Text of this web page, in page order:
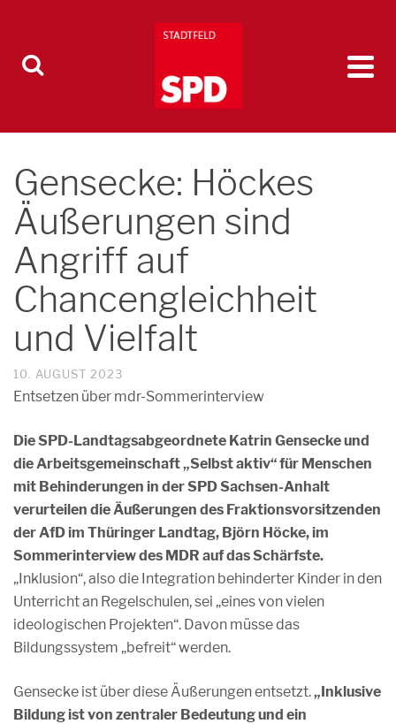
Gensecke: Höckes
Äußerungen sind
Angriff auf
Chancengleichheit
und Vielfalt
10. AUGUST 2023
Entsetzen über mdr-Sommerinterview
Die SPD-Landtagsabgeordnete Katrin Gensecke und
die Arbeitsgemeinschaft „Selbst aktiv“ für Menschen
mit Behinderungen in der SPD Sachsen-Anhalt
verurteilen die Äußerungen des Fraktionsvorsitzenden
der AfD im Thüringer Landtag, Björn Höcke, im
Sommerinterview des MDR auf das Schärfste.
„Inklusion“, also die Integration behinderter Kinder in den
Unterricht an Regelschulen, sei „eines von vielen
ideologischen Projekten“. Davon müsse das
Bildungssystem „befreit“ werden.
Gensecke ist über diese Äußerungen entsetzt.„Inklusive
Bildung ist von zentraler Bedeutung und ein